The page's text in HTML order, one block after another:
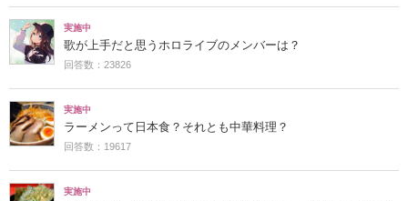
実施中
歌が上手だと思うホロライブのメンバーは？
回答数：23826
実施中
ラーメンって日本食？それとも中華料理？
回答数：19617
実施中